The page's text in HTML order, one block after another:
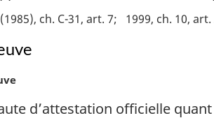
ch. C-31, art. 7 1999, ch. 10, art.
d’attestation officielle